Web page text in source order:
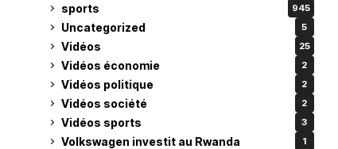
sports 945
Uncategorized 5
Vidéos 25
Vidéos économie 2
Vidéos politique 2
Vidéos société 2
Vidéos sports 3
Volkswagen investit au Rwanda 1